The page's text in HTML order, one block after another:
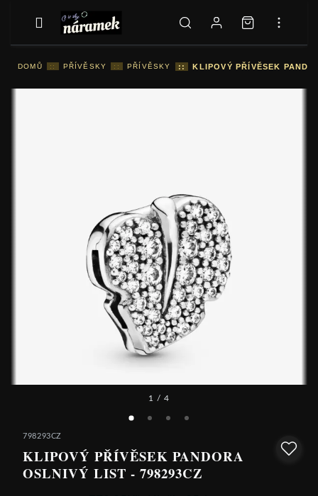
DOMŮ :: PŘÍVĚSKY :: PŘÍVĚSKY :: KLIPOVÝ PŘÍVĚSEK
1 / 4
798293CZ
KLIPOVÝ PŘÍVĚSEK PANDORA
OSLNIVÝ LIST - 798293CZ